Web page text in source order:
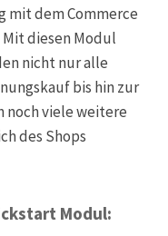
mit dem Commerce
diesen Modul
nicht nur alle
bis hin zur
noch viele weitere
des Shops
Modul: